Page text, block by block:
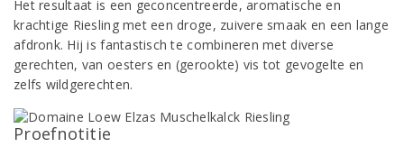
Het resultaat is een geconcentreerde, aromatische en
krachtige Riesling met een droge, zuivere smaak en een lange
afdronk. Hij is fantastisch te combineren met diverse
gerechten, van oesters en (gerookte) vis tot gevogelte en
zelfs wildgerechten.
Proefnotitie